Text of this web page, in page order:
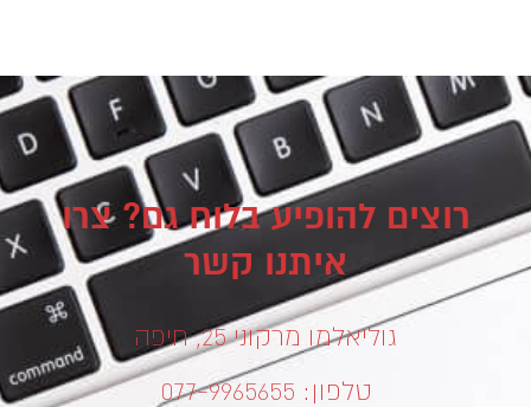
רוצים להופיע בלוח גם? צרו
איתנו קשר
גוליאלמו מרקוני 25, חיפה
טלפון: 077-9965655